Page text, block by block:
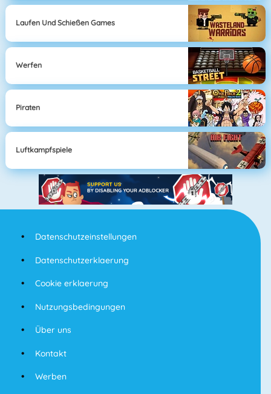
Laufen Und Schießen Games
Werfen
Piraten
Luftkampfspiele
Datenschutzeinstellungen
Datenschutzerklaerung
Cookie erklaerung
Nutzungsbedingungen
Über uns
Kontakt
Werben